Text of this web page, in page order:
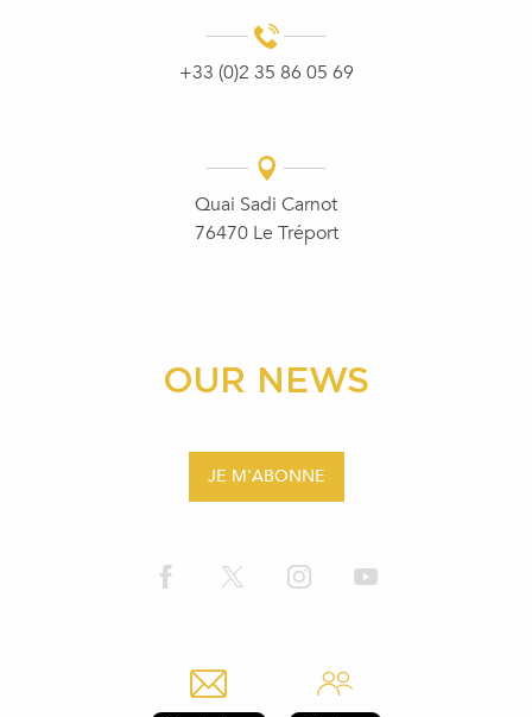
+33 (0)2 35 86 05 69
Quai Sadi Carnot
76470 Le Tréport
OUR NEWS
JE M'ABONNE